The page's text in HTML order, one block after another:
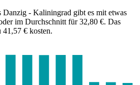
Danzig - Kaliningrad gibt es mit etwas
im Durchschnitt für 32,80 €. Das
41,57 € kosten.